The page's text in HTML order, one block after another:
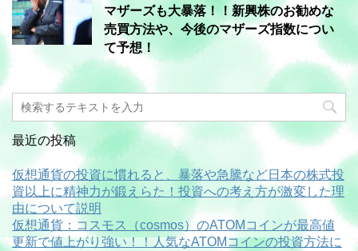
マザーズも大暴落！！新興株のお勧めな
売買方法や、今後のマザーズ指数につい
て予想！
最近の投稿
仮想通貨の投資に慣れると、暴落や急騰など日本の株式投
資以上に精神力が鍛えらた！投資への考え方が激変した理
由について説明
仮想通貨：コスモス（cosmos）のATOMコインが最高値
更新で値上がり強い！！人気なATOMコインの投資方法に